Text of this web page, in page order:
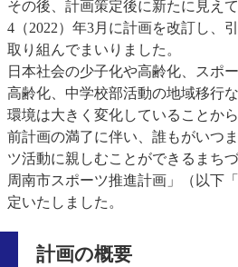
その後、計画策定後に新たに見え
4（2022）年3月に計画を改訂し、
取り組んでまいりました。
日本社会の少子化や高齢化、スポ
高齢化、中学校部活動の地域移行
環境は大きく変化していることか
前計画の満了に伴い、誰もがいつ
ツ活動に親しむことができるまち
周南市スポーツ推進計画」（以下
定いたしました。
計画の概要